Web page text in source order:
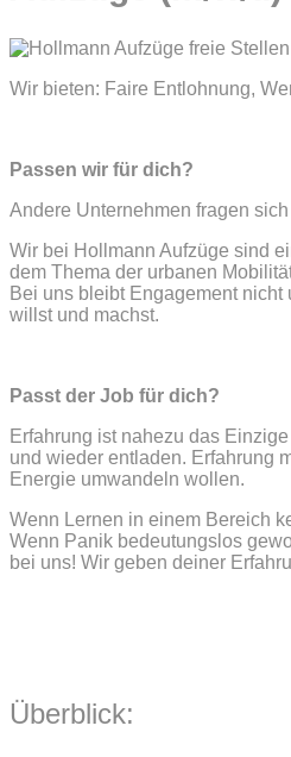
Wir bieten: Faire Entlohnung,
Passen wir für dich?
Andere Unternehmen fragen
Wir bei Hollmann Aufzüge sind
dem Thema der urbanen
Bei uns bleibt Engagement
willst und machst.
Passt der Job für dich?
Erfahrung ist nahezu das
und wieder entladen. Erfahrung
Energie umwandeln wollen.
Wenn Lernen in einem Bereich
Wenn Panik bedeutungslos
bei uns! Wir geben deiner
Überblick: